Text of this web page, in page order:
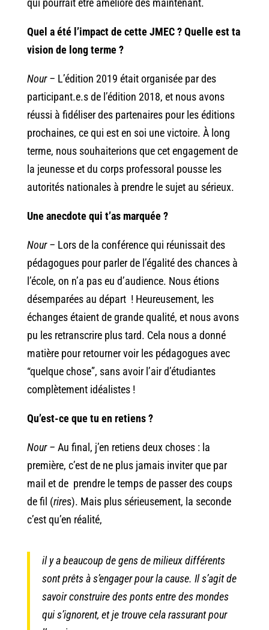
qui pourrait être amélioré dès maintenant.
Quel a été l’impact de cette JMEC ? Quelle est ta
vision de long terme ?
Nour – L’édition 2019 était organisée par des
participant.e.s de l’édition 2018, et nous avons
réussi à fidéliser des partenaires pour les éditions
prochaines, ce qui est en soi une victoire. À long
terme, nous souhaiterions que cet engagement de
la jeunesse et du corps professoral pousse les
autorités nationales à prendre le sujet au sérieux.
Une anecdote qui t’as marquée ?
Nour – Lors de la conférence qui réunissait des
pédagogues pour parler de l’égalité des chances à
l’école, on n’a pas eu d’audience. Nous étions
désemparées au départ ! Heureusement, les
échanges étaient de grande qualité, et nous avons
pu les retranscrire plus tard. Cela nous a donné
matière pour retourner voir les pédagogues avec
“quelque chose”, sans avoir l’air d’étudiantes
complètement idéalistes !
Qu’est-ce que tu en retiens ?
Nour – Au final, j’en retiens deux choses : la
première, c’est de ne plus jamais inviter que par
mail et de prendre le temps de passer des coups
de fil (rires). Mais plus sérieusement, la seconde
c’est qu’en réalité,
il y a beaucoup de gens de milieux différents
sont prêts à s’engager pour la cause. Il s’agit de
savoir construire des ponts entre des mondes
qui s’ignorent, et je trouve cela rassurant pour